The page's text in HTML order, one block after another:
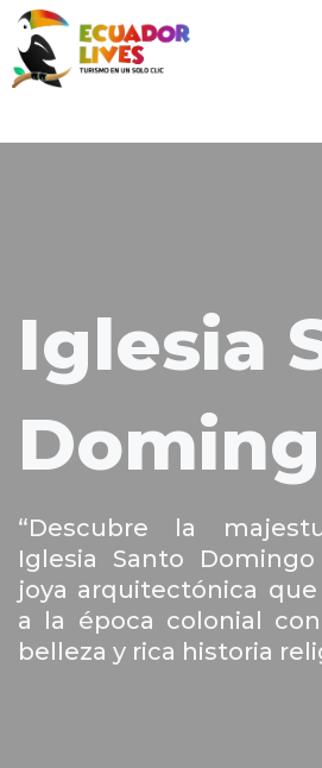
Saltar
contenido
Iglesia
“Descubre la
Iglesia Santo
joya arquitectónica
a la época colonial
belleza y rica historia